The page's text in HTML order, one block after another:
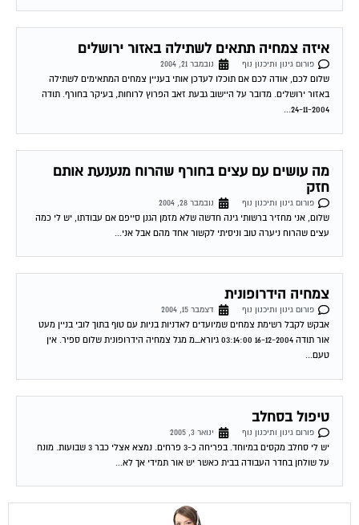
איזה צמחיה תתאים לשתילה באזור ירושלים
פורום גינון ותיכנון נוף
נובמבר 21, 2004
שלום לכם, אודה לכם אם תוכלו לעדכן אותי בעניין צמחים המתאימים לשתילה
באזור ירושלים. מדובר על היישוב גבעת זאב הפרוץ לרוחות, בעיקר בחורף. תודה
24-11-2004...
מה עושים עם עצים בחורף שהרוח מנענעת אותם
חזק
פורום גינון ותיכנון נוף
שלום, אני מחזיר ברשותי גינה חדשה שלא מזמן הגנן סייפם אם עבודתו, יש לי כמה
עצים שהרוח ניערה טוב וניסיתי לקשור אחד מהם אבל אני...
צמחיה הידרופונית
פורום גינון ותיכנון נוף
אבקש לקבל רשימת צמחים שמיועדים לאדניות בניות עם טוף בתוך לובי בניין מעט
אור תודה 16-12-2004 03:14:00 גיורא_מ מגל צמחיה הידרופונית שלום ספיר. אין
טעם...
טיפול בסחלב
פורום גינון ותיכנון נוף
על שולחן בחדר העבודה בבית כאשר יש אור תמידי אך לא...